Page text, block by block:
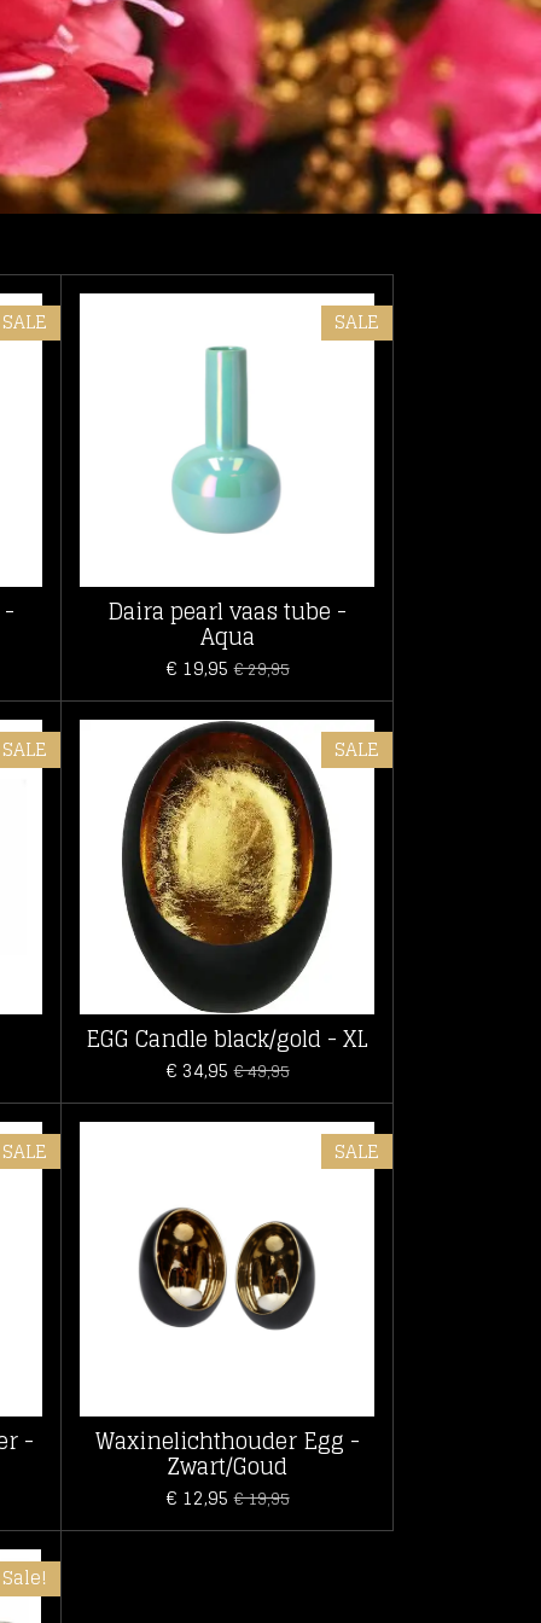
SALE SALE
Daira pearl vaas tube -
Aqua
€ 19,95 € 29,95
SALE SALE
EGG Candle black/gold - XL
€ 34,95 € 49,95
SALE
-
SALE
Waxinelichthouder Egg -
Zwart/Goud
€ 12,95 € 19,95
Sale!